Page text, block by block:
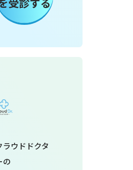
ラウドドクタ
の